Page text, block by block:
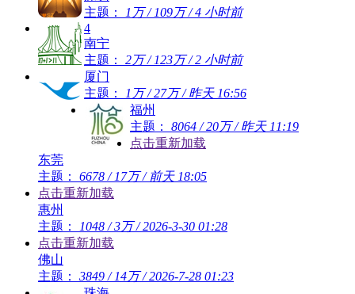
主题：
1万 / 109万 /4 小时前
4
南宁
主题： 2万 / 123万 /2 小时前
厦门
主题：
1万 /27万 /昨天 16:56
福州
主题： 8064 /20万 /昨天 11:19
点击重新加载
东莞
主题： 6678 / 17万 / 前天 18:05
点击重新加载
惠州
主题：
1048 /3万 /2026-3-30 01:28
点击重新加载
佛山
主题： 3849 / 14万 /2026-7-28 01:23